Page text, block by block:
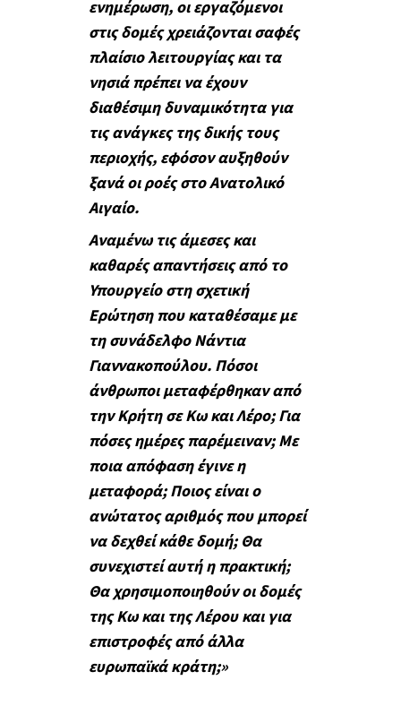
ενημέρωση, οι εργαζόμενοι
στις δομές χρειάζονται σαφές
πλαίσιο λειτουργίας και τα
νησιά πρέπει να έχουν
διαθέσιμη δυναμικότητα για
τις ανάγκες της δικής τους
περιοχής, εφόσον αυξηθούν
ξανά οι ροές στο Ανατολικό
Αιγαίο.
Αναμένω τις άμεσες και
καθαρές απαντήσεις από το
Υπουργείο στη σχετική
Ερώτηση που καταθέσαμε με
τη συνάδελφο Νάντια
Γιαννακοπούλου. Πόσοι
άνθρωποι μεταφέρθηκαν από
την Κρήτη σε Κω και Λέρο; Για
πόσες ημέρες παρέμειναν; Με
ποια απόφαση έγινε η
μεταφορά; Ποιος είναι ο
ανώτατος αριθμός που μπορεί
να δεχθεί κάθε δομή; Θα
συνεχιστεί αυτή η πρακτική;
Θα χρησιμοποιηθούν οι δομές
της Κω και της Λέρου και για
επιστροφές από άλλα
ευρωπαϊκά κράτη;»